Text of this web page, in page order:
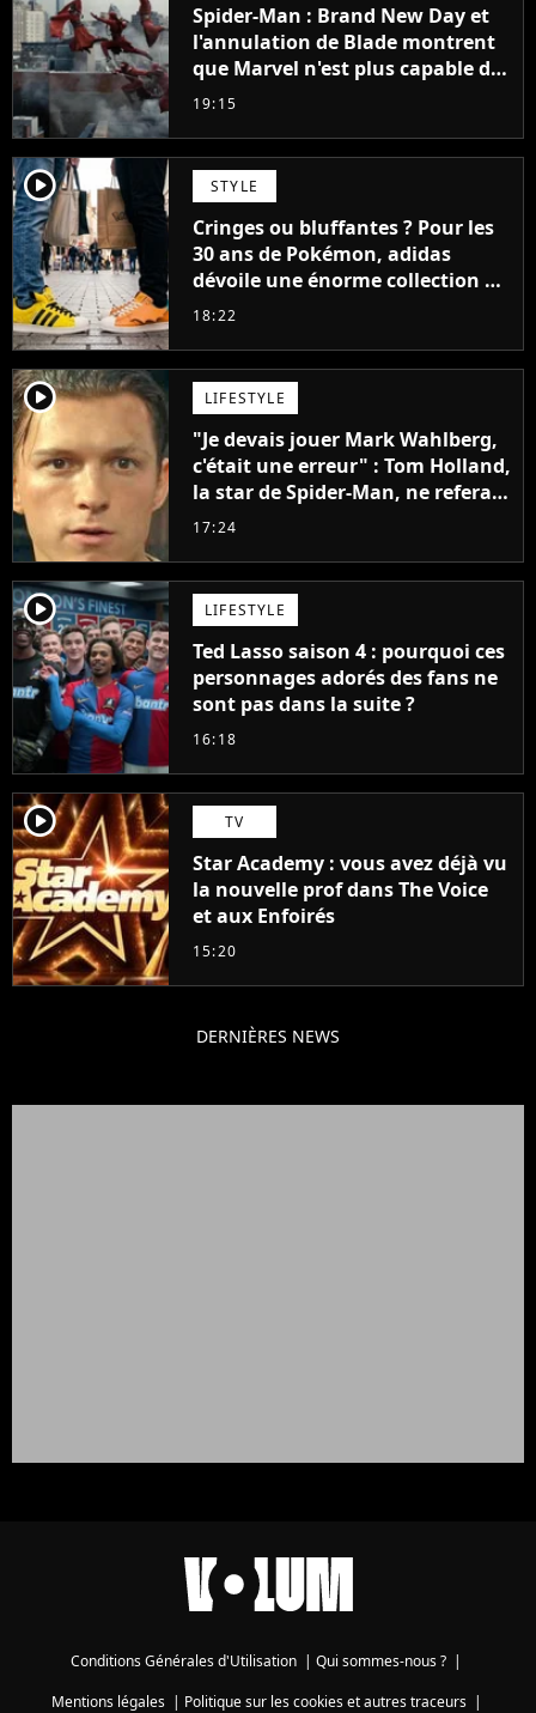
Spider-Man : Brand New Day et
l'annulation de Blade montrent
que Marvel n'est plus capable de
faire quoi que ce soit de simple
19:15
player2 STYLE
Cringes ou bluffantes ? Pour les
30 ans de Pokémon, adidas
dévoile une énorme collection de
sneakers et je ne sais pas quoi en
18:22
player2 LIFESTYLE
"Je devais jouer Mark Wahlberg,
c'était une erreur" : Tom Holland,
la star de Spider-Man, ne referait
pas ce blockbuster
17:24
player2 LIFESTYLE
Ted Lasso saison 4 : pourquoi ces
personnages adorés des fans ne
sont pas dans la suite ?
16:18
player2 TV
Star Academy : vous avez déjà vu
la nouvelle prof dans The Voice
et aux Enfoirés
15:20
DERNIÈRES NEWS
Conditions Générales d'Utilisation | Qui sommes-nous ? |
Mentions légales| Politique sur les cookies et autres traceurs|